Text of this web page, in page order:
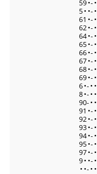
59•- •
5• •- •
61 •- •
62•- •
64•- •
65•- •
66•- •
67•- •
68•- •
69•- •
6•- • •
8•- • •
90- • •
91 •- •
92•- •
93•- •
94•- •
95•- •
97•- •
9• •- •
• •- • •